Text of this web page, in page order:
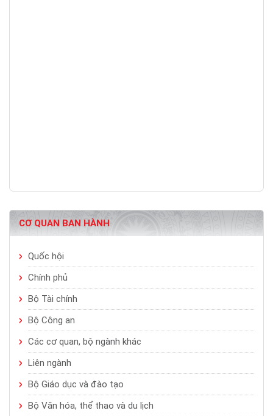
CƠ QUAN BAN HÀNH
Quốc hội
Chính phủ
Bộ Tài chính
Bộ Công an
Các cơ quan, bộ ngành khác
Liên ngành
Bộ Giáo dục và đào tạo
Bộ Văn hóa, thể thao và du lịch